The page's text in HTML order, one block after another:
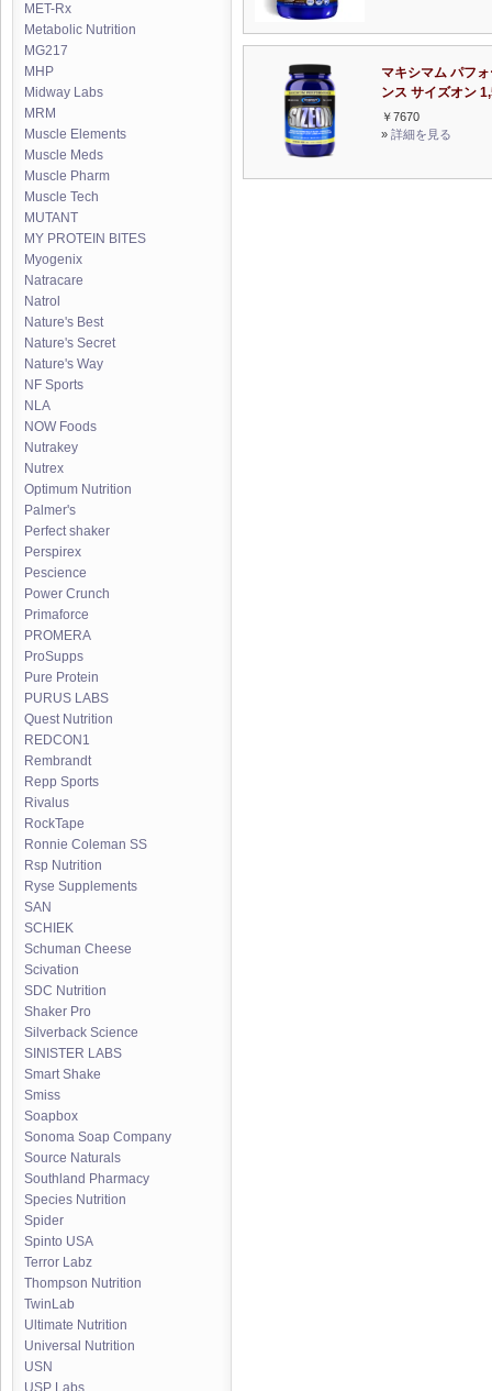
MET-Rx
Metabolic Nutrition
MG217
MHP
Midway Labs
MRM
Muscle Elements
Muscle Meds
Muscle Pharm
Muscle Tech
MUTANT
MY PROTEIN BITES
Myogenix
Natracare
Natrol
Nature's Best
Nature's Secret
Nature's Way
NF Sports
NLA
NOW Foods
Nutrakey
Nutrex
Optimum Nutrition
Palmer's
Perfect shaker
Perspirex
Pescience
Power Crunch
Primaforce
PROMERA
ProSupps
Pure Protein
PURUS LABS
Quest Nutrition
REDCON1
Rembrandt
Repp Sports
Rivalus
RockTape
Ronnie Coleman SS
Rsp Nutrition
Ryse Supplements
SAN
SCHIEK
Schuman Cheese
Scivation
SDC Nutrition
Shaker Pro
Silverback Science
SINISTER LABS
Smart Shake
Smiss
Soapbox
Sonoma Soap Company
Source Naturals
Southland Pharmacy
Species Nutrition
Spider
Spinto USA
Terror Labz
Thompson Nutrition
TwinLab
Ultimate Nutrition
Universal Nutrition
USN
マキシマム パフ
ンス サイズオン
￥7670
» 詳細を見る